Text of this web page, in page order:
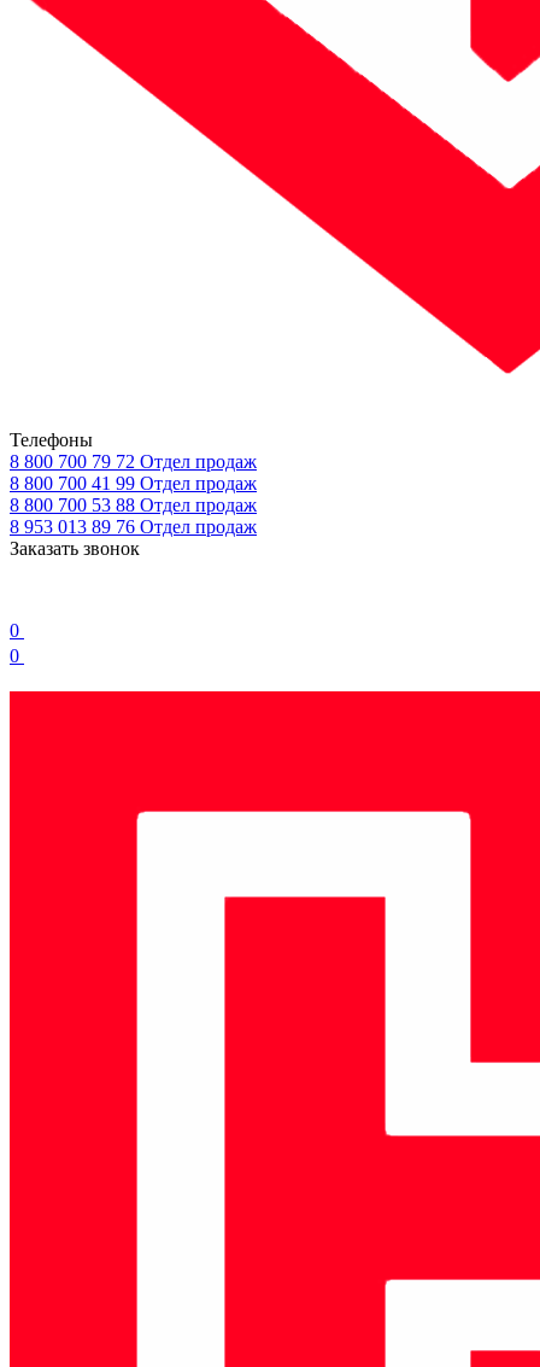
Телефоны
8 800 700 79 72 Отдел продаж
8 800 700 41 99 Отдел продаж
8 800 700 53 88 Отдел продаж
8 953 013 89 76 Отдел продаж
Заказать звонок
0
0